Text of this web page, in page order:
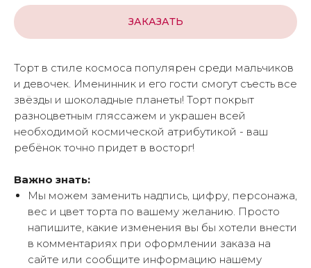
ЗАКАЗАТЬ
Торт в стиле космоса популярен среди мальчиков
и девочек. Именинник и его гости смогут съесть все
звёзды и шоколадные планеты! Торт покрыт
разноцветным гляссажем и украшен всей
необходимой космической атрибутикой - ваш
ребёнок точно придет в восторг!
Важно знать:
Мы можем заменить надпись, цифру, персонажа,
вес и цвет торта по вашему желанию. Просто
напишите, какие изменения вы бы хотели внести
в комментариях при оформлении заказа на
сайте или сообщите информацию нашему